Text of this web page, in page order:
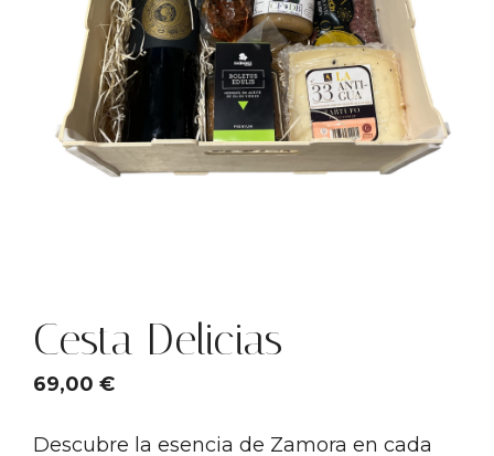
Cesta Delicias
69,00 €
Descubre la esencia de Zamora en cada